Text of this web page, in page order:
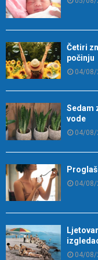
Četiri
počinju
04/08/
Sedam
vode
04/08/
04/08/
04/08/